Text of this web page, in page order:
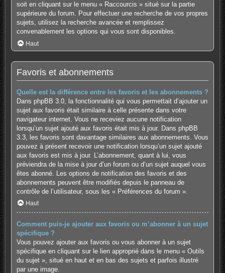
soit en cliquant sur le menu « Raccourcis » situé sur la partie
supérieure du forum. Pour effectuer une recherche de vos propres
sujets, utilisez la recherche avancée et remplissez
convenablement les options qui vous sont disponibles.
Haut
Favoris et abonnements
Quelle est la différence entre les favoris et les abonnements ?
Dans phpBB 3.0, la fonctionnalité qui vous permettait d’ajouter un
sujet aux favoris était similaire à celle présente dans votre
navigateur internet. Vous ne receviez aucune notification
lorsqu’un sujet ajouté aux favoris était mis à jour. Dans phpBB
3.3, les favoris sont davantage similaires aux abonnements. Vous
pouvez à présent recevoir une notification lorsqu’un sujet ajouté
aux favoris est mis à jour. L’abonnement, quant à lui, vous
préviendra de la mise à jour d’un forum ou d’un sujet auquel vous
êtes abonné. Les options de notification des favoris et des
abonnements peuvent être modifiés depuis le panneau de
contrôle de l’utilisateur, sous les « Préférences du forum ».
Haut
Comment puis-je ajouter aux favoris ou m’abonner à un sujet
spécifique ?
Vous pouvez ajouter aux favoris ou vous abonner à un sujet
spécifique en cliquant sur le lien approprié dans le menu « Outils
du sujet », situé en haut et en bas des sujets et parfois illustré
par une image.